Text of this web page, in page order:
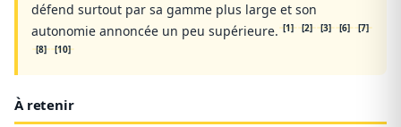
défend surtout par sa gamme plus large et son
autonomie annoncée un peu supérieure. [1] [2] [3] [6]
[7]
[8]
[10]
À retenir